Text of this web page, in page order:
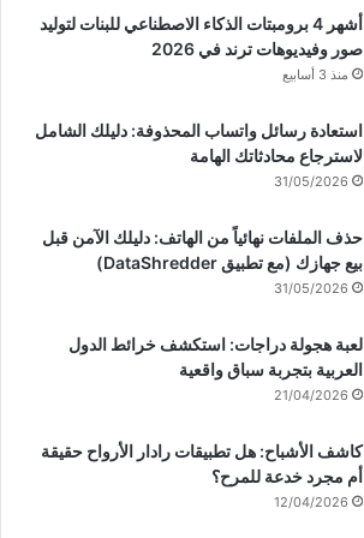
أشهر 4 برومبتات الذكاء الاصطناعي للبنات لتوليد
صور وفيديوهات ترند في 2026
منذ 3 أسابيع
استعادة رسائل واتساب المحذوفة: دليلك الشامل
لاسترجاع محادثاتك الهامة
31/05/2026
حذف الملفات نهائياً من الهاتف: دليلك الآمن قبل
بيع جهازك (مع تطبيق DataShredder)
31/05/2026
لعبة هجولة دراجات: استكشف خرائط الدول
العربية بتجربة سباق واقعية
21/04/2026
كاشف الأشباح: هل تطبيقات رادار الأرواح حقيقة
أم مجرد خدعة للمرح؟
12/04/2026